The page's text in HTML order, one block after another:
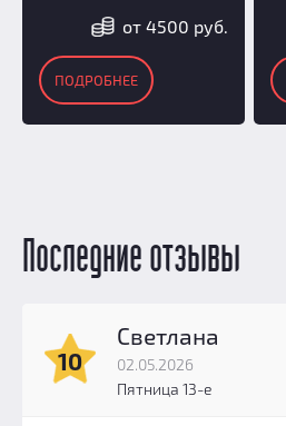
от 4500 руб.
ПОДРОБНЕЕ
Последние отзывы
10
Светлана
02.05.2026
Пятница 13-е